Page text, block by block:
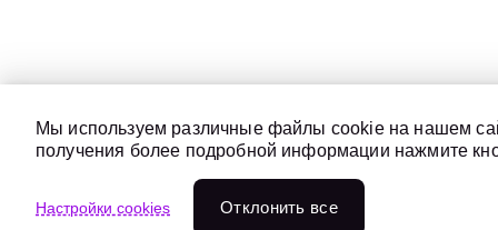
Мы используем различные файлы cookie на нашем
получения более подробной информации нажмите
Настройки cookies Отклонить всe